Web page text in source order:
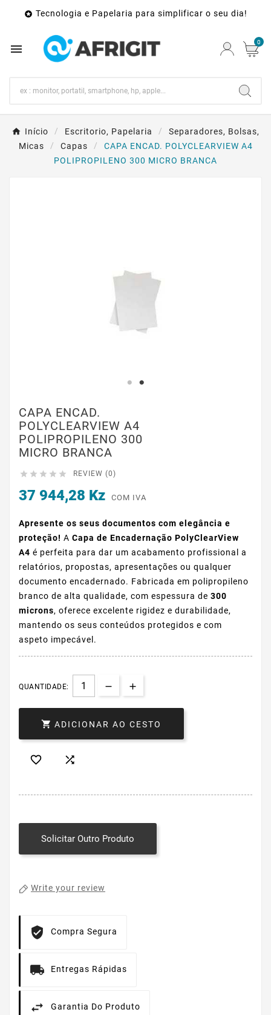
 Tecnologia e Papelaria para simplificar o seu dia!
 0
Início Escritorio, Papelaria
Separadores, Bolsas,
Micas
Capas
CAPA ENCAD. POLYCLEARVIEW A4
POLIPROPILENO 300 MICRO BRANCA
CAPA ENCAD.
POLYCLEARVIEW A4
POLIPROPILENO 300
MICRO BRANCA
     REVIEW (0)
37 944,28 Kz COM IVA
Apresente os seus documentos com elegância e
proteção! A Capa de Encadernação PolyClearView
A4 é perfeita para dar um acabamento profissional a
relatórios, propostas, apresentações ou qualquer
documento encadernado. Fabricada em polipropileno
branco de alta qualidade, com espessura de 300
microns, oferece excelente rigidez e durabilidade,
mantendo os seus conteúdos protegidos e com
aspeto impecável.
QUANTIDADE:
 ADICIONAR AO CESTO
 
Solicitar Outro Produto
Write your review
Compra Segura
Entregas Rápidas
Garantia Do Produto